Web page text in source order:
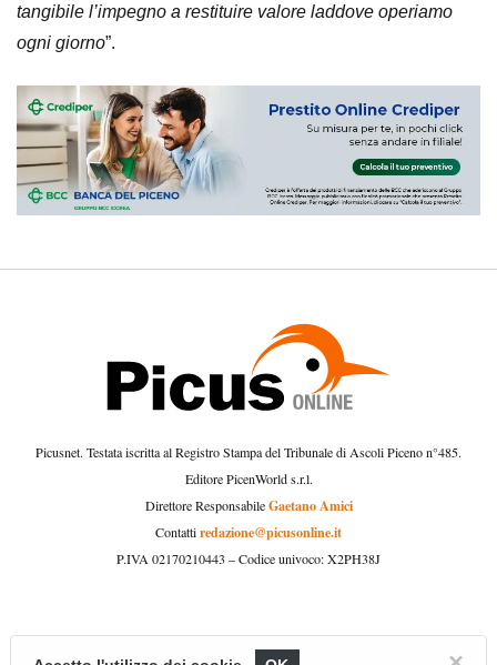
tangibile l’impegno a restituire valore laddove operiamo
ogni giorno”.
Picusnet. Testata iscritta al Registro Stampa del Tribunale di Ascoli Piceno n°485.
Editore PicenWorld s.r.l.
Direttore ResponsabileGaetano Amici
Contattiredazione@picusonline.it
P.IVA 02170210443 – Codice univoco: X2PH38J